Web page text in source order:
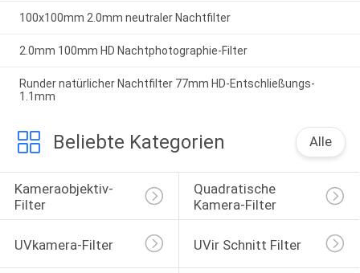
100x100mm 2.0mm neutraler Nachtfilter
2.0mm 100mm HD Nachtphotographie-Filter
Runder natürlicher Nachtfilter 77mm HD-Entschließungs-
1.1mm
Beliebte Kategorien Alle
Kameraobjektiv-
Filter
Quadratische
Kamera-Filter
UVkamera-Filter UVir Schnitt Filter